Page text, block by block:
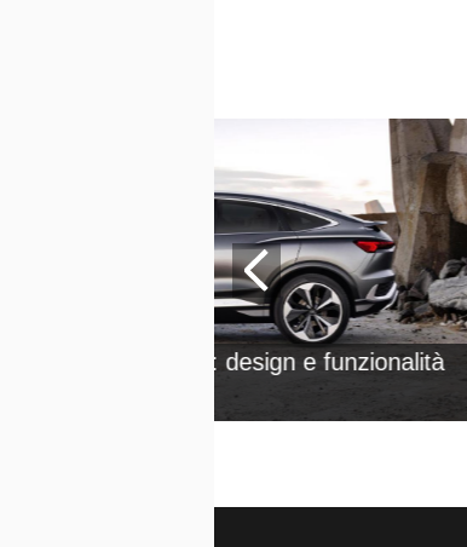
Sportback e-tron: design e funzionalità